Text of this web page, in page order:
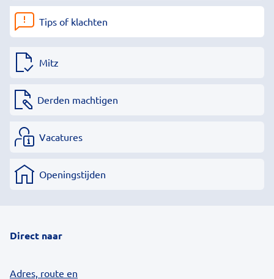
Tips of klachten
Mitz
Derden machtigen
Vacatures
Openingstijden
Direct naar
Adres, route en